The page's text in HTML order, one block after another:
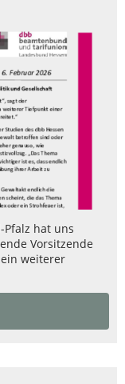
Pfalz hat uns
Vorsitzende
ein weiterer